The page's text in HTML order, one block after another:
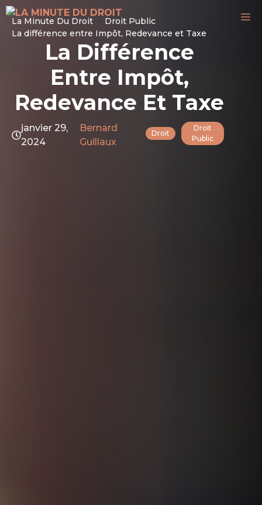
Aller
au
contenu
La Minute Du Droit
Droit Public
La différence entre Impôt, Redevance et Taxe
La Différence
Entre Impôt,
Redevance Et Taxe
janvier 29,
2024
Bernard
Guillaux
Droit
Droit
Public